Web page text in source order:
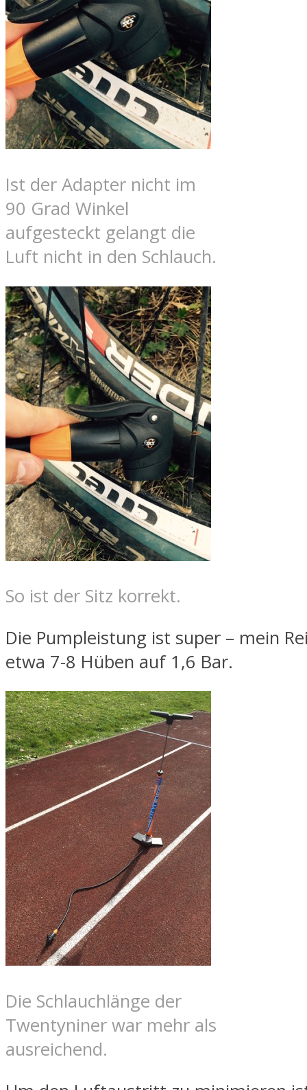
Ist der Adapter nicht im
90 Grad Winkel
aufgesteckt gelangt die
Luft nicht in den Schlauch.
So ist der Sitz korrekt.
Die Pumpleistung ist super – mein
etwa 7-8 Hüben auf 1,6 Bar.
Die Schlauchlänge der
Twentyniner war mehr als
ausreichend.